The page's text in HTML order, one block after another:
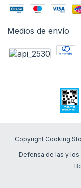
Medios de envío
Copyright Cooking
Defensa de las y